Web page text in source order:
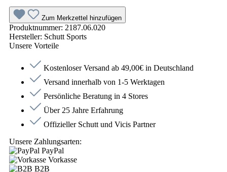
Zum Merkzettel hinzufügen
Produktnummer: 2187.06.020
Hersteller: Schutt Sports
Unsere Vorteile
Kostenloser Versand ab 49,00€ in Deutschland
Versand innerhalb von 1-5 Werktagen
Persönliche Beratung in 4 Stores
Über 25 Jahre Erfahrung
Offizieller Schutt und Vicis Partner
Unsere Zahlungsarten:
PayPal
Vorkasse
B2B